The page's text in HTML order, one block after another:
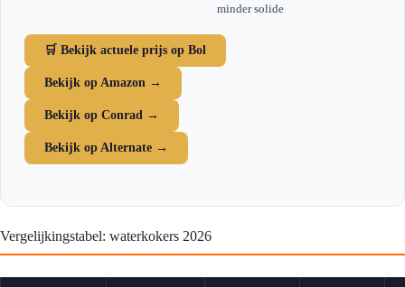
minder solide
🛒 Bekijk actuele prijs op Bol
Bekijk op Amazon →
Bekijk op Conrad →
Bekijk op Alternate →
Vergelijkingstabel: waterkokers 2026